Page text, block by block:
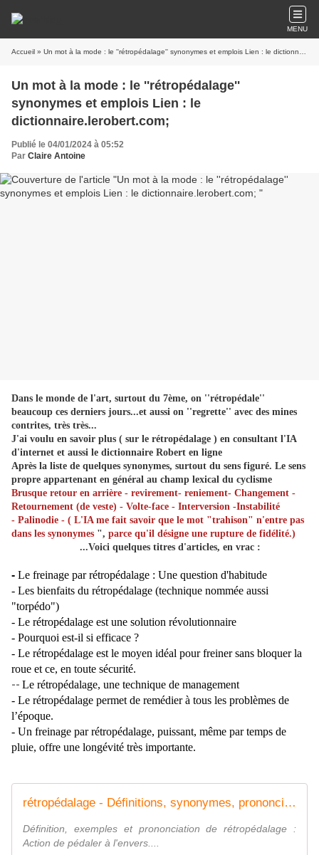
MENU
Accueil » Un mot à la mode : le ''rétropédalage'' synonymes et emplois Lien : le dictionnaire.lerobert.com;
Un mot à la mode : le ''rétropédalage''
synonymes et emplois Lien : le
dictionnaire.lerobert.com;
Publié le 04/01/2024 à 05:52
Par Claire Antoine
Dans le monde de l'art, surtout du 7ème, on ''rétropédale''
beaucoup ces derniers jours...et aussi on ''regrette'' avec des mines
contrites, très très...
J'ai voulu en savoir plus ( sur le rétropédalage ) en consultant l'IA
d'internet et aussi le dictionnaire Robert en ligne
Après la liste de quelques synonymes, surtout du sens figuré. Le sens
propre appartenant en général au champ lexical du cyclisme
Brusque retour en arrière - revirement- reniement- Changement -
Retournement (de veste) - Volte-face - Interversion -Instabilité
- Palinodie - ( L'IA me fait savoir que le mot "trahison" n'entre pas
dans les synonymes ", parce qu'il désigne une rupture de fidélité.)
...Voici quelques titres d'articles, en vrac :
- Le freinage par rétropédalage : Une question d'habitude
- Les bienfaits du rétropédalage (technique nommée aussi
"torpédo")
- Le rétropédalage est une solution révolutionnaire
- Pourquoi est-il si efficace ?
- Le rétropédalage est le moyen idéal pour freiner sans bloquer la
roue et ce, en toute sécurité.
-- Le rétropédalage, une technique de management
- Le rétropédalage permet de remédier à tous les problèmes de
l’époque.
- Un freinage par rétropédalage, puissant, même par temps de
pluie, offre une longévité très importante.
rétropédalage - Définitions, synonymes, prononciation, exemples | Dico en ligne Le Robert
Définition, exemples et prononciation de rétropédalage :
Action de pédaler à l'envers....